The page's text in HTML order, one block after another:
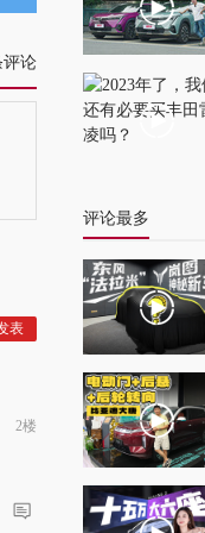
评论
2楼
评论最多